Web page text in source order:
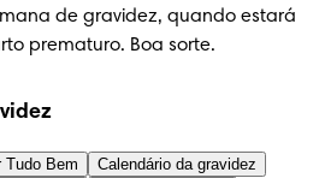
de gravidez, quando estará
prematuro. Boa sorte.
Tudo Bem
Calendário da gravidez